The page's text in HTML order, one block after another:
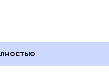
какие праздники
в России и мире 7